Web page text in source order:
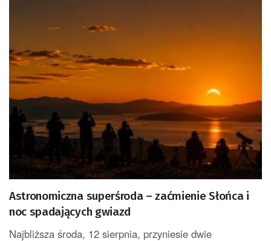
Astronomiczna superśroda – zaćmienie Słońca i
noc spadających gwiazd
Najbliższa środa, 12 sierpnia, przyniesie dwie